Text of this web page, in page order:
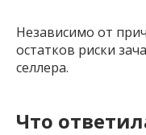
Независимо от
остатков риски
селлера.
Что